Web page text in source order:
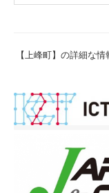
【上峰町】の詳細な情